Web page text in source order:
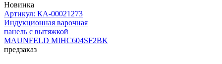
Новинка
Артикул: КА-00021273
Индукционная варочная
панель с вытяжкой
MAUNFELD MIHC604SF2BK
предзаказ